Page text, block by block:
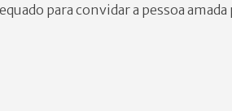
para convidar a pessoa amada